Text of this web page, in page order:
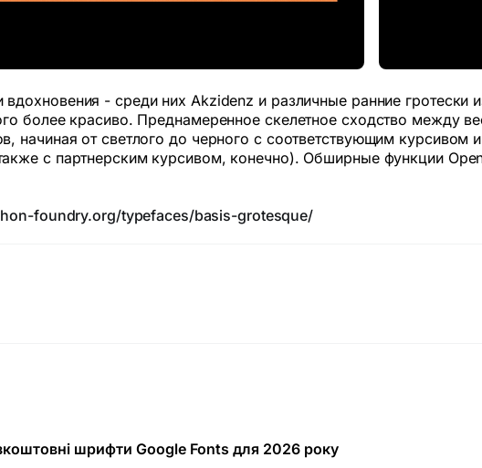
вдохновения - среди них Akzidenz и различные ранние
более красиво. Преднамеренное скелетное сходство между
начиная от светлого до черного с соответствующим
с партнерским курсивом, конечно). Обширные функции
foundry.org/typefaces/basis-grotesque/
шрифти Google Fonts для 2026 року